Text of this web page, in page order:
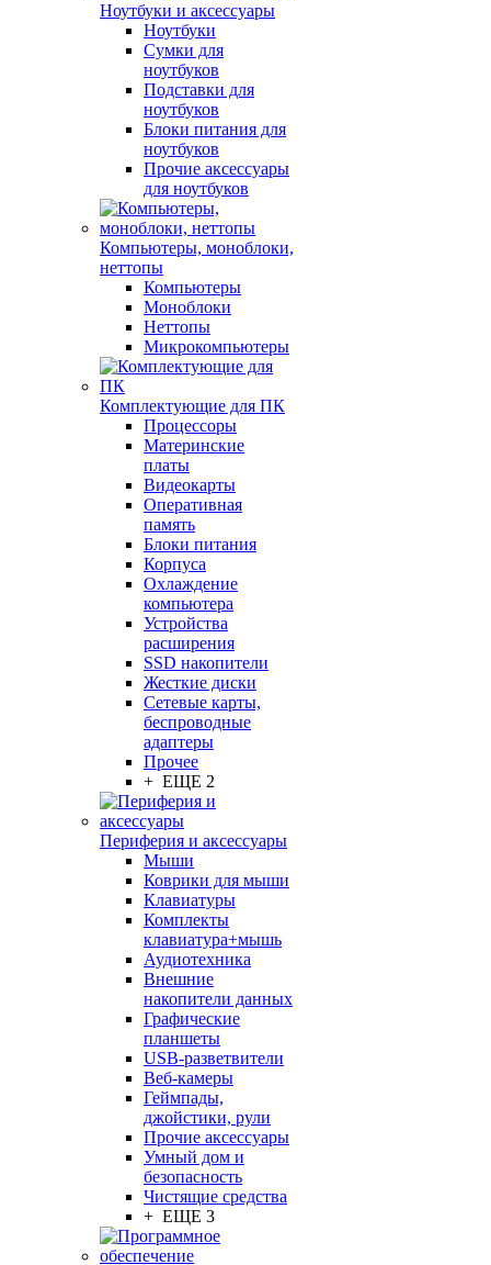
Ноутбуки и аксессуары
Ноутбуки
Сумки для
ноутбуков
Подставки для
ноутбуков
Блоки питания для
ноутбуков
Прочие аксессуары
для ноутбуков
Компьютеры, моноблоки,
неттопы
Компьютеры
Моноблоки
Неттопы
Микрокомпьютеры
Комплектующие для ПК
Процессоры
Материнские
платы
Видеокарты
Оперативная
память
Блоки питания
Корпуса
Охлаждение
компьютера
Устройства
расширения
SSD накопители
Жесткие диски
Сетевые карты,
беспроводные
адаптеры
Прочее
+ ЕЩЕ 2
Периферия и аксессуары
Мыши
Коврики для мыши
Клавиатуры
Комплекты
клавиатура+мышь
Аудиотехника
Внешние
накопители данных
Графические
планшеты
USB-разветвители
Веб-камеры
Геймпады,
джойстики, рули
Прочие аксессуары
Умный дом и
безопасность
Чистящие средства
+ ЕЩЕ 3